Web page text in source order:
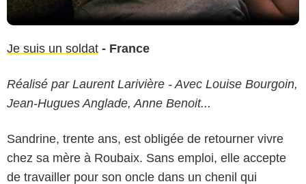
Je suis un soldat - France
Réalisé par Laurent Larivière - Avec Louise Bourgoin,
Jean-Hugues Anglade, Anne Benoit...
Sandrine, trente ans, est obligée de retourner vivre
chez sa mère à Roubaix. Sans emploi, elle accepte
de travailler pour son oncle dans un chenil qui